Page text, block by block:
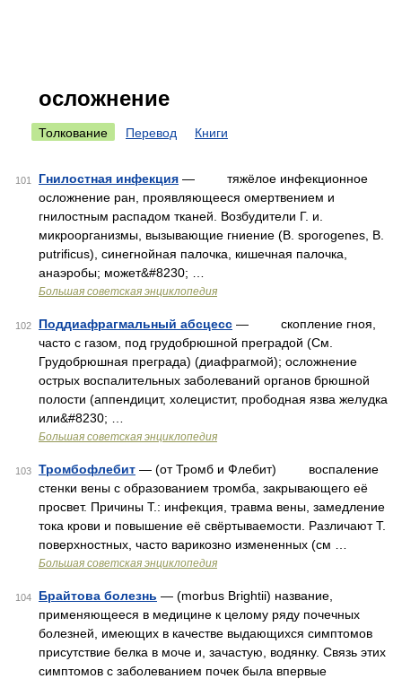
осложнение
Толкование Перевод Книги
101 Гнилостная инфекция — тяжёлое инфекционное
осложнение ран, проявляющееся омертвением и
гнилостным распадом тканей. Возбудители Г. и.
микроорганизмы, вызывающие гниение (В. sporogenes, В.
putrificus), синегнойная палочка, кишечная палочка,
анаэробы; может&#8230; …
Большая советская энциклопедия
102 Поддиафрагмальный абсцесс — скопление гноя,
часто с газом, под грудобрюшной преградой (См.
Грудобрюшная преграда) (диафрагмой); осложнение
острых воспалительных заболеваний органов брюшной
полости (аппендицит, холецистит, прободная язва желудка
или&#8230; …
Большая советская энциклопедия
103 Тромбофлебит — (от Тромб и Флебит) воспаление
стенки вены с образованием тромба, закрывающего её
просвет. Причины Т.: инфекция, травма вены, замедление
тока крови и повышение её свёртываемости. Различают Т.
поверхностных, часто варикозно измененных (см …
Большая советская энциклопедия
104 Брайтова болезнь — (morbus Brightii) название,
применяющееся в медицине к целому ряду почечных
болезней, имеющих в качестве выдающихся симптомов
присутствие белка в моче и, зачастую, водянку. Связь этих
симптомов с заболеванием почек была впервые